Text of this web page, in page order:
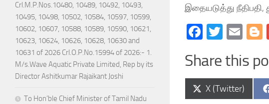
இதையடுத்து நீதிபதி,
Facebook
Share this
Share
on
X (Twitter)
Crl.M.P.Nos.10480, 10489, 10492, 10493,
10495, 10498, 10502, 10584, 10597, 10599,
10602, 10607, 10588, 10589, 10590, 10621,
10623, 10624, 10626, 10628, 10630 and
10631 of 2026 Crl.O.P.No.15994 of 2026:- 1.
M/s.Wave Aquatic Private Limited, Rep by its
Director Ashitkumar Rajaikant Joshi
To Hon’ble Chief Minister of Tamil Nadu